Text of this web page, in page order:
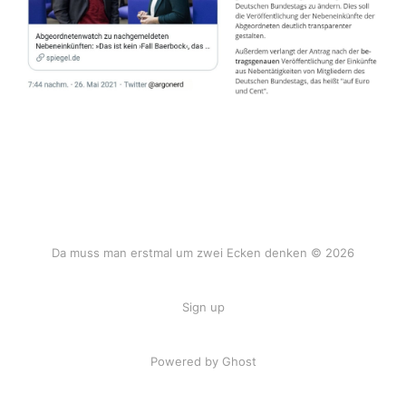
Da muss man erstmal um zwei Ecken denken © 2026
Sign up
Powered by Ghost